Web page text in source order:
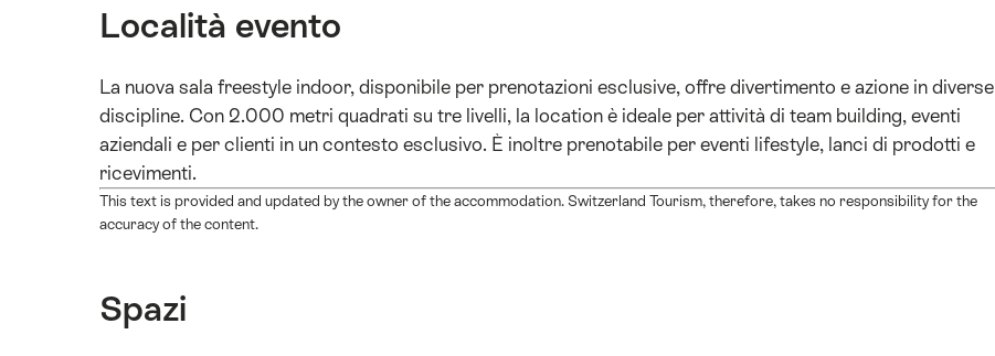
Località evento
La nuova sala freestyle indoor, disponibile per prenotazioni esclusive, offre divertimento e azione in diverse
discipline. Con 2.000 metri quadrati su tre livelli, la location è ideale per attività di team building, eventi
aziendali e per clienti in un contesto esclusivo. È inoltre prenotabile per eventi lifestyle, lanci di prodotti e
ricevimenti.
This text is provided and updated by the owner of the accommodation. Switzerland Tourism, therefore, takes no responsibility for the
accuracy of the content.
Spazi